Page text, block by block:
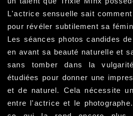
L'actrice sensuelle sait
pour révéler subtilement sa
Les séances photos candides
en avant sa beauté naturelle et
sans tomber dans la
étudiées pour donner une
et de naturel. Cela nécessite
entre l'actrice et le